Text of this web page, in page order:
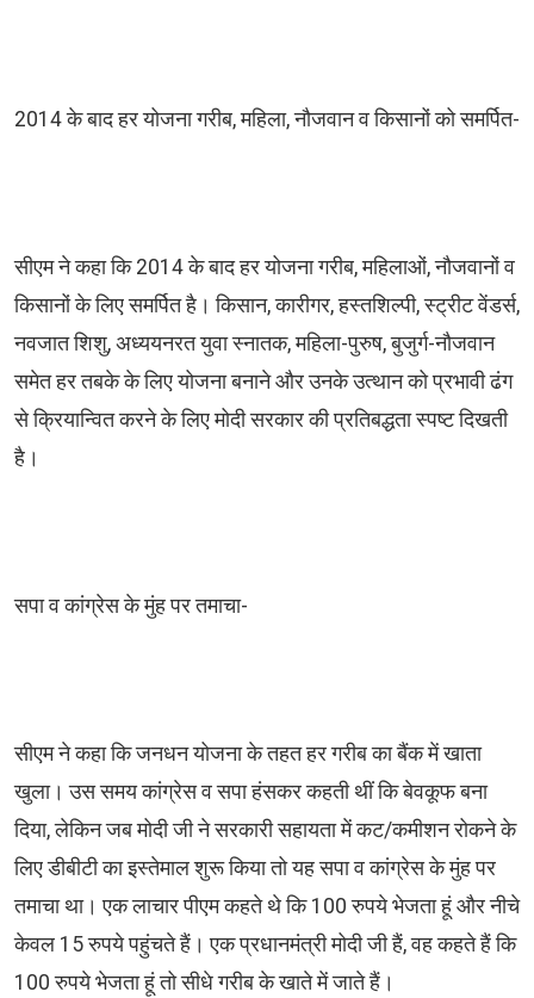
2014 के बाद हर योजना गरीब, महिला, नौजवान व किसानों को समर्पित-
सीएम ने कहा कि 2014 के बाद हर योजना गरीब, महिलाओं, नौजवानों व
किसानों के लिए समर्पित है। किसान, कारीगर, हस्तशिल्पी, स्ट्रीट वेंडर्स,
नवजात शिशु, अध्ययनरत युवा स्नातक, महिला-पुरुष, बुजुर्ग-नौजवान
समेत हर तबके के लिए योजना बनाने और उनके उत्थान को प्रभावी ढंग
से क्रियान्वित करने के लिए मोदी सरकार की प्रतिबद्धता स्पष्ट दिखती
है।
सपा व कांग्रेस के मुंह पर तमाचा-
सीएम ने कहा कि जनधन योजना के तहत हर गरीब का बैंक में खाता
खुला। उस समय कांग्रेस व सपा हंसकर कहती थीं कि बेवकूफ बना
दिया, लेकिन जब मोदी जी ने सरकारी सहायता में कट/कमीशन रोकने के
लिए डीबीटी का इस्तेमाल शुरू किया तो यह सपा व कांग्रेस के मुंह पर
तमाचा था। एक लाचार पीएम कहते थे कि 100 रुपये भेजता हूं और नीचे
केवल 15 रुपये पहुंचते हैं। एक प्रधानमंत्री मोदी जी हैं, वह कहते हैं कि
100 रुपये भेजता हूं तो सीधे गरीब के खाते में जाते हैं।